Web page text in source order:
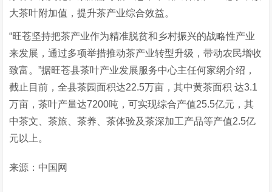
大茶叶附加值，提升茶产业综合效益。
“旺苍坚持把茶产业作为精准脱贫和乡村振兴的战略性产业
来发展，通过多项举措推动茶产业转型升级，带动农民增收
致富。”据旺苍县茶叶产业发展服务中心主任何家纲介绍，
截止目前，全县茶园面积达22.5万亩，其中黄茶面积 达3.1
万亩，茶叶产量达7200吨，可实现综合产值25.5亿元，其
中茶文、茶旅、茶养、茶体验及茶深加工产品等产值2.5亿
元以上。
来源：中国网